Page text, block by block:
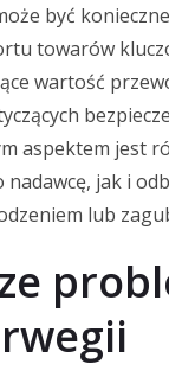
być
towarów
wartość
aspektem jest
jak i
lub